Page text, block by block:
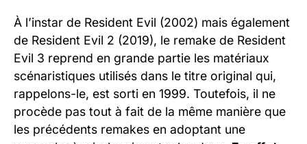
À l’instar de Resident Evil (2002) mais également
de Resident Evil 2 (2019), le remake de Resident
Evil 3 reprend en grande partie les matériaux
scénaristiques utilisés dans le titre original qui,
rappelons-le, est sorti en 1999. Toutefois, il ne
procède pas tout à fait de la même manière que
les précédents remakes en adoptant une